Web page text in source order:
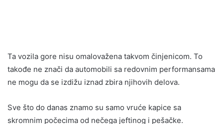
Ta vozila gore nisu omalovažena takvom činjenicom. To
takođe ne znači da automobili sa redovnim performansama
ne mogu da se izdižu iznad zbira njihovih delova.
Sve što do danas znamo su samo vruće kapice sa
skromnim počecima od nečega jeftinog i pešačke.